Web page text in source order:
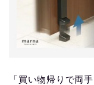
「買い物帰りで両